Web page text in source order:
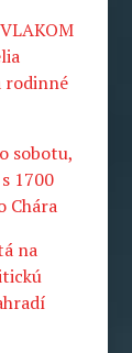
rodinné
sobotu,
1700
Chára
na